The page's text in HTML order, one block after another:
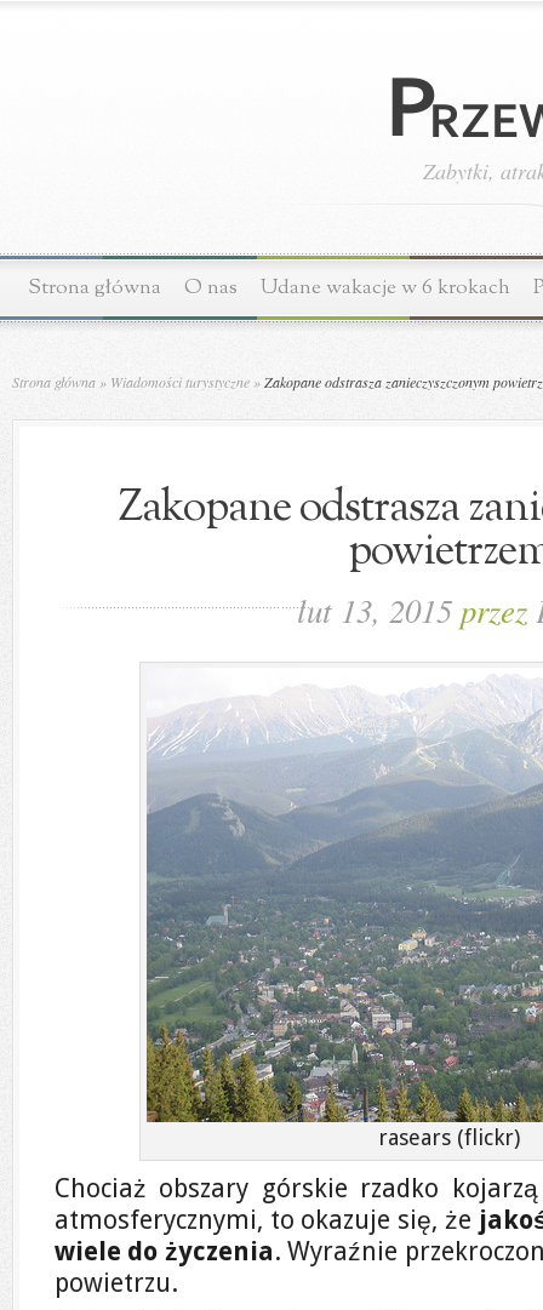
Zabytki,
Strona główna O nas Udane wakacje w 6 krokach
Strona główna » Wiadomości turystyczne »Zakopane odstrasza zanieczyszczonym
Zakopane odstrasza
lut 13, 2015 przez
rasears (flickr)
Chociaż obszary górskie rzadko
atmosferycznymi, to okazuje się, że
wiele do życzenia. Wyraźnie
powietrzu.